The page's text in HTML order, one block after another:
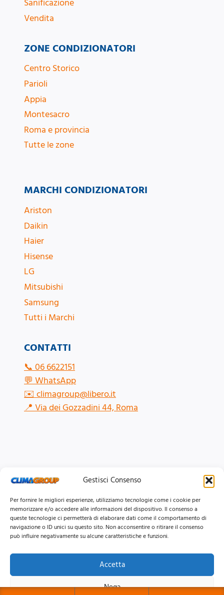
Gestisci Consenso
Per fornire le migliori esperienze, utilizziamo tecnologie come i cookie per
memorizzare e/o accedere alle informazioni del dispositivo. Il consenso a
queste tecnologie ci permetterà di elaborare dati come il comportamento di
navigazione o ID unici su questo sito. Non acconsentire o ritirare il consenso
può influire negativamente su alcune caratteristiche e funzioni.
Accetta
Nega
ZONE CONDIZIONATORI
Centro Storico
Parioli
Appia
Montesacro
Roma e provincia
Tutte le zone
Sanificazione
Vendita
CONTATTI
📞06 6622151
💬WhatsApp
✉️climagroup@libero.it
📍Via dei Gozzadini 44, Roma
MARCHI CONDIZIONATORI
Ariston
Daikin
Haier
Hisense
LG
Mitsubishi
Samsung
Tutti i Marchi
© 2026 Clima Group Impianti Srls P.IVA: 17771951005